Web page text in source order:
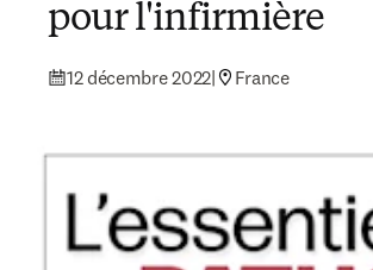
pour l'infirmière
12 décembre 2022| France